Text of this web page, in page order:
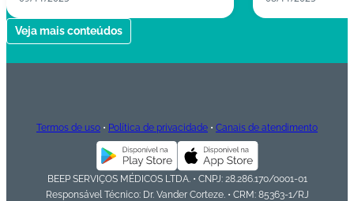
Veja mais conteúdos
Termos de uso • Política de privacidade • Canais de atendimento
BEEP SERVIÇOS MÉDICOS LTDA. • CNPJ: 28.286.170/0001-01
Responsável Técnico: Dr. Vander Corteze. • CRM: 85363-1/RJ